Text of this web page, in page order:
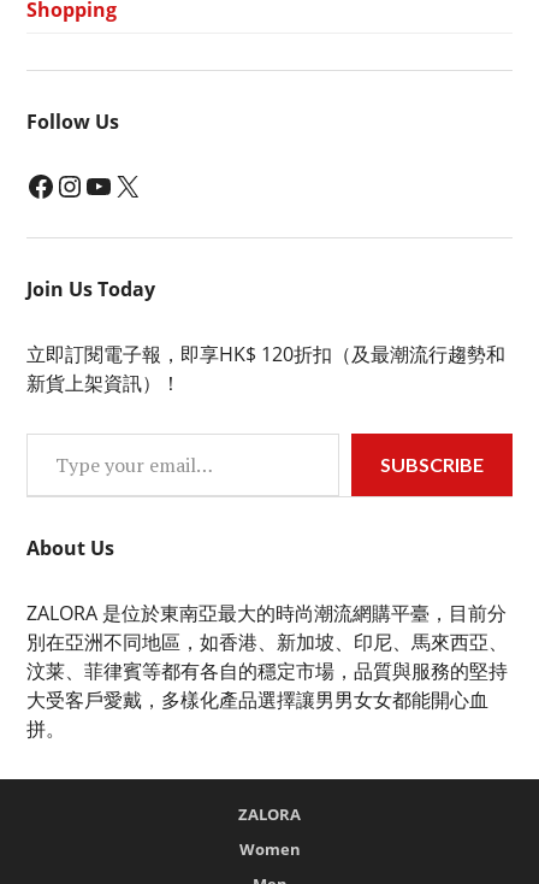
Shopping
Follow Us
Facebook InstagramYouTube X
Join Us Today
立即訂閱電子報，即享HK$ 120折扣（及最潮流行趨勢和
新貨上架資訊）！
Type your email…
SUBSCRIBE
About Us
ZALORA 是位於東南亞最大的時尚潮流網購平臺，目前分
別在亞洲不同地區，如香港、新加坡、印尼、馬來西亞、
汶莱、菲律賓等都有各自的穩定市場，品質與服務的堅持
大受客戶愛戴，多樣化產品選擇讓男男女女都能開心血
拼。
ZALORA
Women